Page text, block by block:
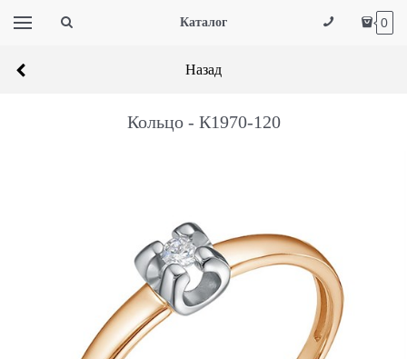
Каталог 0
Назад
Кольцо - К1970-120